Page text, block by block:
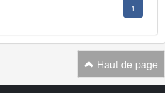
1
Haut de page